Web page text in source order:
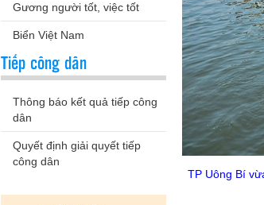
TP Uông Bí
Gương người tốt, việc tốt
Biển Việt Nam
Tiếp công dân
Thông báo kết quả tiếp công
dân
Quyết định giải quyết tiếp
công dân